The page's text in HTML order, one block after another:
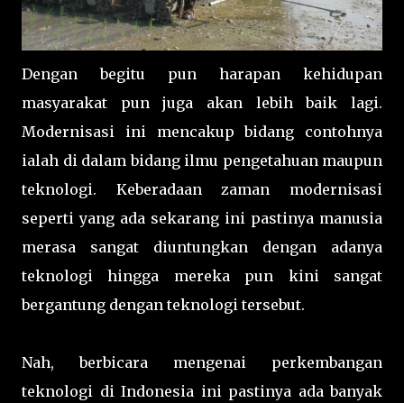
Dengan begitu pun harapan kehidupan
masyarakat pun juga akan lebih baik lagi.
Modernisasi ini mencakup bidang contohnya
ialah di dalam bidang ilmu pengetahuan maupun
teknologi. Keberadaan zaman modernisasi
seperti yang ada sekarang ini pastinya manusia
merasa sangat diuntungkan dengan adanya
teknologi hingga mereka pun kini sangat
bergantung dengan teknologi tersebut.
Nah, berbicara mengenai perkembangan
teknologi di Indonesia ini pastinya ada banyak